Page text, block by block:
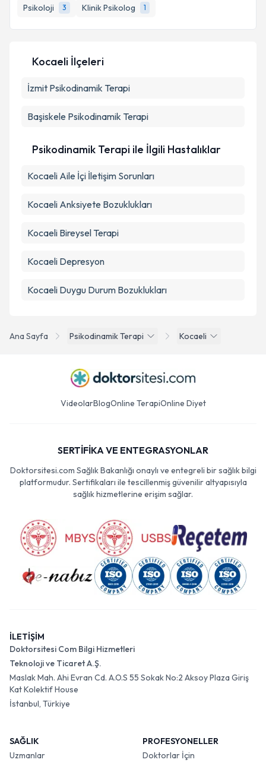
Psikoloji
3 Klinik Psikolog 1
Ana Sayfa Psikodinamik Terapi Kocaeli
Kocaeli İlçeleri
İzmit Psikodinamik Terapi
Başiskele Psikodinamik Terapi
Psikodinamik Terapi ile İlgili Hastalıklar
Kocaeli Aile İçi İletişim Sorunları
Kocaeli Anksiyete Bozuklukları
Kocaeli Bireysel Terapi
Kocaeli Depresyon
Kocaeli Duygu Durum Bozuklukları
VideolarBlogOnline TerapiOnline Diyet
SERTİFİKA VE ENTEGRASYONLAR
Doktorsitesi.com Sağlık Bakanlığı onaylı ve entegreli bir sağlık bilgi
platformudur. Sertifikaları ile tescillenmiş güvenilir altyapısıyla
sağlık hizmetlerine erişim sağlar.
İLETİŞİM
Doktorsitesi Com Bilgi Hizmetleri
Teknoloji ve Ticaret A.Ş.
Maslak Mah. Ahi Evran Cd. A.O.S 55 Sokak No:2 Aksoy Plaza Giriş
Kat Kolektif House
İstanbul, Türkiye
SAĞLIK
Uzmanlar
PROFESYONELLER
Doktorlar İçin